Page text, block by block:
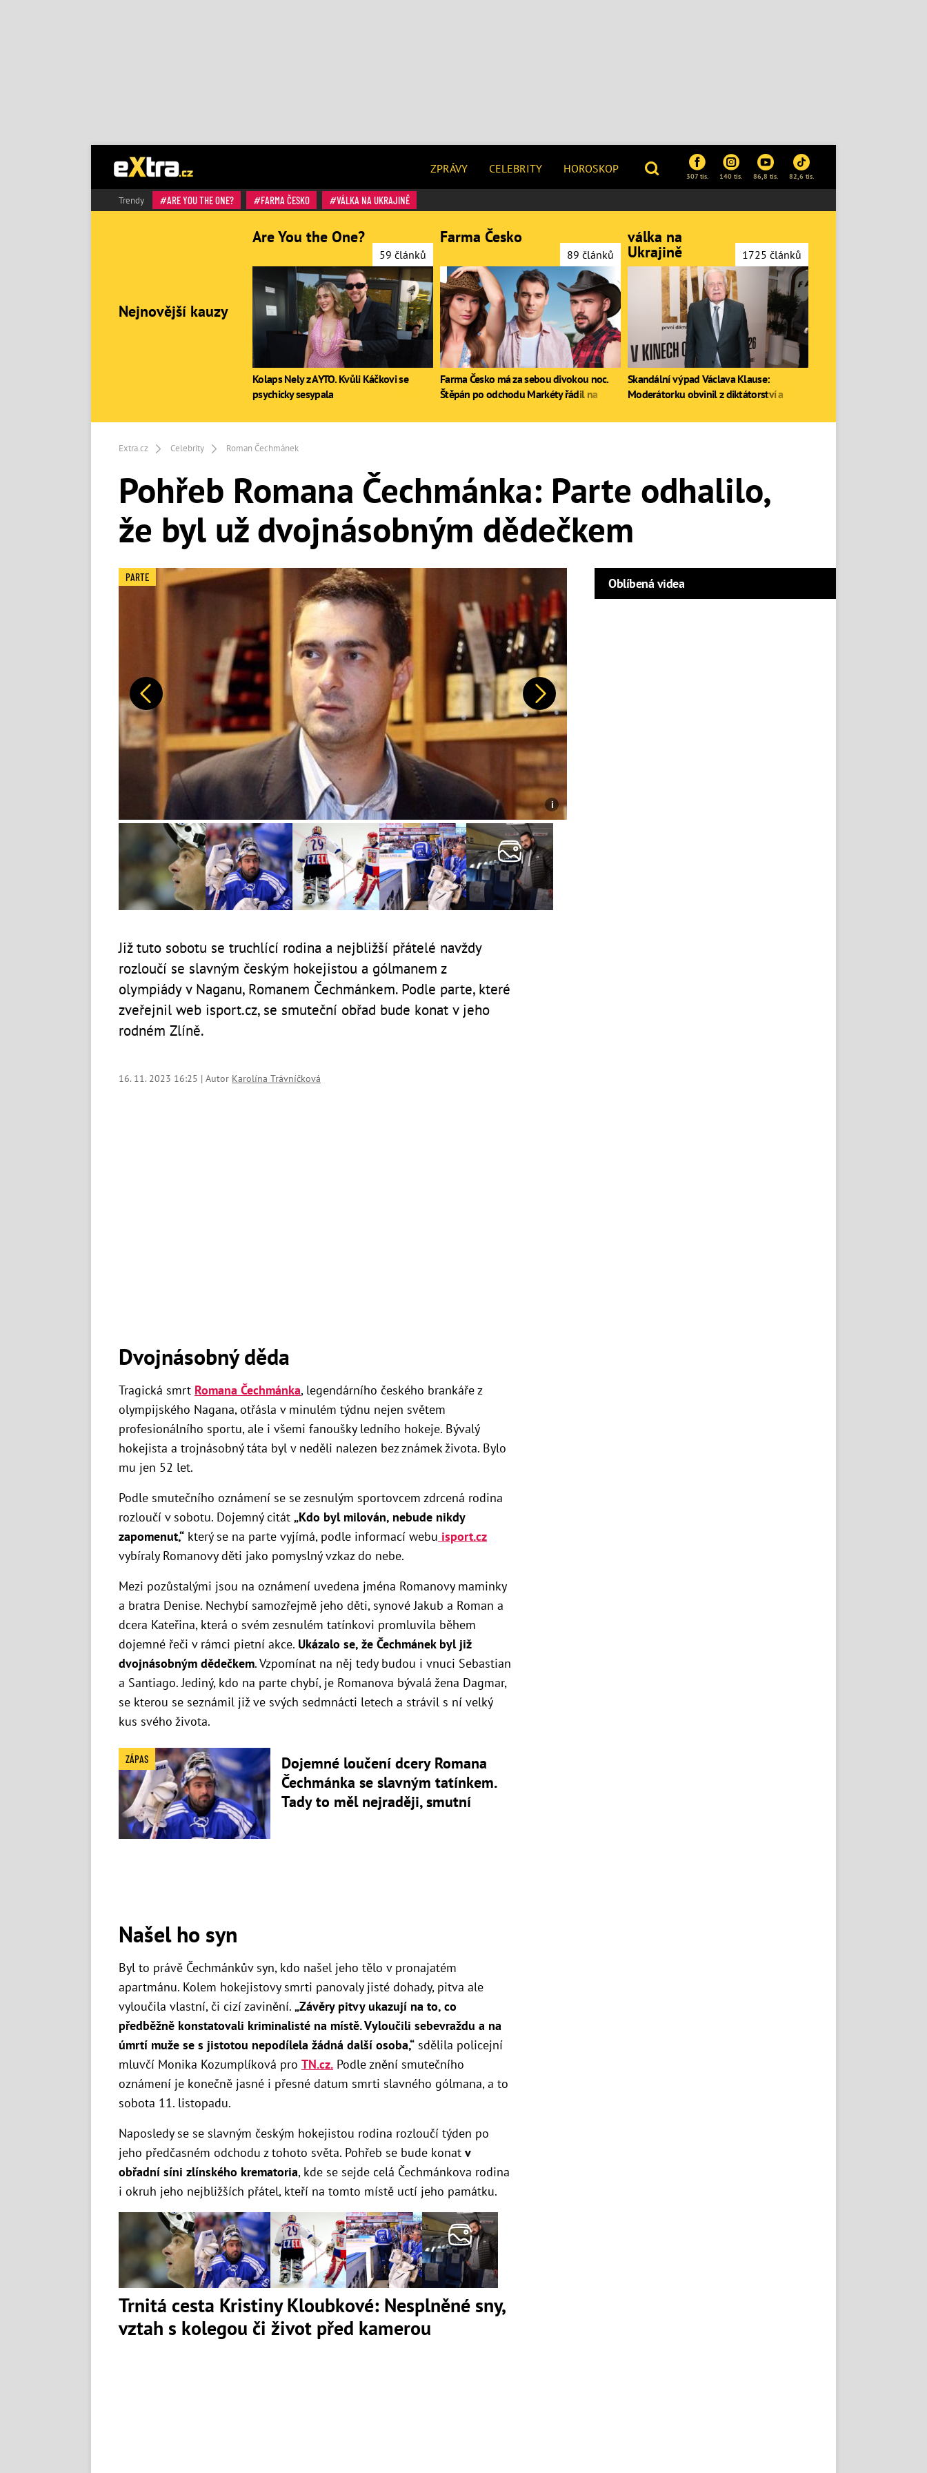
ZPRÁVY CELEBRITY HOROSKOP
307 tis. 140 tis. 86,8 tis. 82,6 tis.
Trendy ARE YOU THE ONE? FARMA ČESKO VÁLKA NA UKRAJINĚ
Extra.cz Celebrity Roman Čechmánek
Pohřeb Romana Čechmánka: Parte odhalilo,
že byl už dvojnásobným dědečkem
Předchozí Další
PARTE
Již tuto sobotu se truchlící rodina a nejbližší přátelé navždy
rozloučí se slavným českým hokejistou a gólmanem z
olympiády v Naganu, Romanem Čechmánkem. Podle parte, které
zveřejnil web isport.cz, se smuteční obřad bude konat v jeho
rodném Zlíně.
16. 11. 2023 16:25 | Autor Karolína Trávníčková
Dvojnásobný děda
Tragická smrt Romana Čechmánka, legendárního českého brankáře z
olympijského Nagana, otřásla v minulém týdnu nejen světem
profesionálního sportu, ale i všemi fanoušky ledního hokeje. Bývalý
hokejista a trojnásobný táta byl v neděli nalezen bez známek života. Bylo
mu jen 52 let.
Podle smutečního oznámení se se zesnulým sportovcem zdrcená rodina
rozloučí v sobotu. Dojemný citát „Kdo byl milován, nebude nikdy
zapomenut,“ který se na parte vyjímá, podle informací webu isport.cz
vybíraly Romanovy děti jako pomyslný vzkaz do nebe.
Mezi pozůstalými jsou na oznámení uvedena jména Romanovy maminky
a bratra Denise. Nechybí samozřejmě jeho děti, synové Jakub a Roman a
dcera Kateřina, která o svém zesnulém tatínkovi promluvila během
dojemné řeči v rámci pietní akce. Ukázalo se, že Čechmánek byl již
dvojnásobným dědečkem. Vzpomínat na něj tedy budou i vnuci Sebastian
a Santiago. Jediný, kdo na parte chybí, je Romanova bývalá žena Dagmar,
se kterou se seznámil již ve svých sedmnácti letech a strávil s ní velký
kus svého života.
ZÁPAS
Dojemné loučení dcery Romana
Čechmánka se slavným tatínkem.
Tady to měl nejraději, smutní
Našel ho syn
Byl to právě Čechmánkův syn, kdo našel jeho tělo v pronajatém
apartmánu. Kolem hokejistovy smrti panovaly jisté dohady, pitva ale
vyloučila vlastní, či cizí zavinění. „Závěry pitvy ukazují na to, co
předběžně konstatovali kriminalisté na místě. Vyloučili sebevraždu a na
úmrtí muže se s jistotou nepodílela žádná další osoba,“ sdělila policejní
mluvčí Monika Kozumplíková pro TN.cz. Podle znění smutečního
oznámení je konečně jasné i přesné datum smrti slavného gólmana, a to
sobota 11. listopadu.
Naposledy se se slavným českým hokejistou rodina rozloučí týden po
jeho předčasném odchodu z tohoto světa. Pohřeb se bude konat v
obřadní síni zlínského krematoria, kde se sejde celá Čechmánkova rodina
i okruh jeho nejbližších přátel, kteří na tomto místě uctí jeho památku.
Trnitá cesta Kristiny Kloubkové: Nesplněné sny,
vztah s kolegou či život před kamerou
Oblíbená videa
Nejnovější kauzy
Are You the One?
59 článků
Kolaps Nely z AYTO. Kvůli Káčkovi se
psychicky sesypala
Farma Česko
89 článků
Farma Česko má za sebou divokou noc.
Štěpán po odchodu Markéty řádil na
válka na
Ukrajině 1725 článků
Skandální výpad Václava Klause:
Moderátorku obvinil z diktátorství a